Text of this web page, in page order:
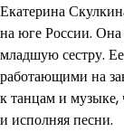
Екатерина
на юге России.
младшую сестру.
работающими на
к танцам и музыке,
и исполняя песни.